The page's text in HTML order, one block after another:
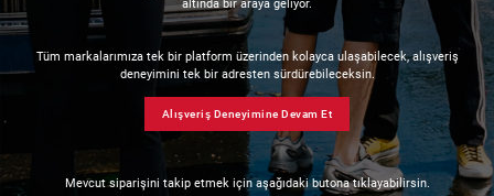
altında bir araya geliyor.
Tüm markalarımıza tek bir platform üzerinden kolayca ulaşabilecek, alışveriş
deneyimini tek bir adresten sürdürebileceksin.
Alışveriş Deneyimine Devam Et
Mevcut siparişini takip etmek için aşağıdaki butona tıklayabilirsin.